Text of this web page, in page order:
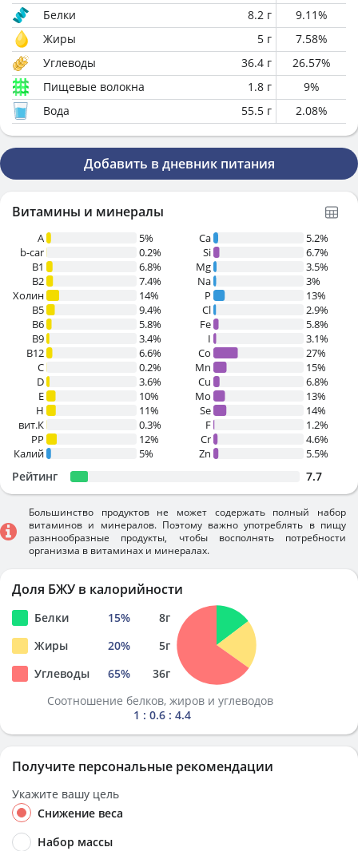
Белки
8.2 г 9.11%
Жиры
5 г 7.58%
Углеводы
36.4 г 26.57%
Пищевые волокна
1.8 г 9%
Вода
55.5 г 2.08%
Добавить в дневник питания
Витамины и минералы
A
5%
b-car
0.2%
В1
6.8%
B2
7.4%
Холин
14%
B5
9.4%
B6
5.8%
B9
3.4%
B12
6.6%
C
0.2%
D
3.6%
E
10%
H
11%
вит.К
0.3%
PP
12%
Калий
5%
Ca
5.2%
Si
6.7%
Mg
3.5%
Na
3%
P
13%
Cl
2.9%
Fe
5.8%
I
3.1%
Co
27%
Mn
15%
Cu
6.8%
Mo
13%
Se
14%
F
1.2%
Cr
4.6%
Zn
5.5%
Рейтинг 7.7
Большинство продуктов не может содержать полный набор
витаминов и минералов. Поэтому важно употреблять в пищу
разннообразные продукты, чтобы восполнять потребности
организма в витаминах и минералах.
Доля БЖУ в калорийности
Белки 15% 8г
Жиры
20% 5г
Углеводы
65% 36г
Соотношение белков, жиров и углеводов
1 : 0.6 : 4.4
Получите персональные рекомендации
Укажите вашу цель
Снижение веса
Набор массы